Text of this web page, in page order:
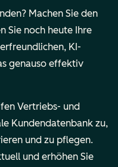
Machen Sie den
Sie noch heute Ihre
KI-
genauso effektiv
Vertriebs- und
Kundendatenbank zu,
und zu pflegen.
und erhöhen Sie